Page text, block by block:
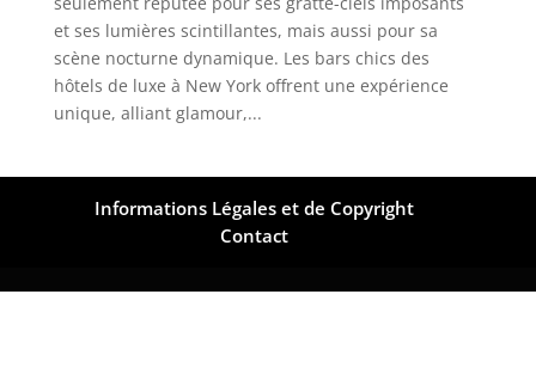
et ses lumières scintillantes, mais aussi pour sa
scène nocturne dynamique. Les bars chics des
hôtels de luxe à New York offrent une expérience
unique, alliant glamour,...
Informations Légales et de Copyright
Contact